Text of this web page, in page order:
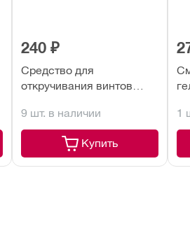
240 ₽
Средство для
откручивания винтов
9 шт. в наличии
Купить
1